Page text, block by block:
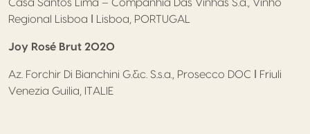
Casa Santos Lima – Companhia Das Vinhas S.a., Vinho
Regional Lisboa ǀ Lisboa, PORTUGAL
Joy Rosé Brut 2020
Az. Forchir Di Bianchini G.&c. S.s.a., Prosecco DOC ǀ Friuli
Venezia Guilia, ITALIE